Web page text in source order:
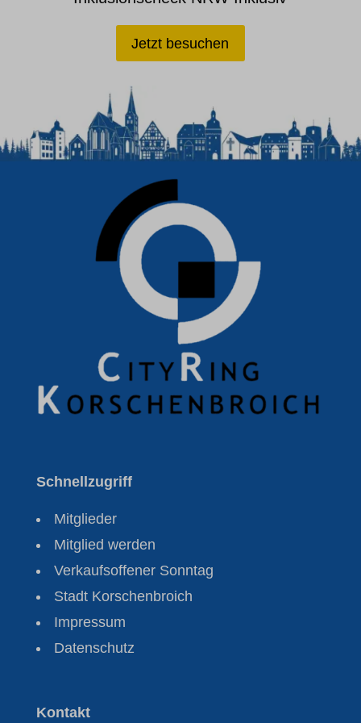
Jetzt besuchen
Schnellzugriff
Mitglieder
Mitglied werden
Verkaufsoffener Sonntag
Stadt Korschenbroich
Impressum
Datenschutz
Kontakt